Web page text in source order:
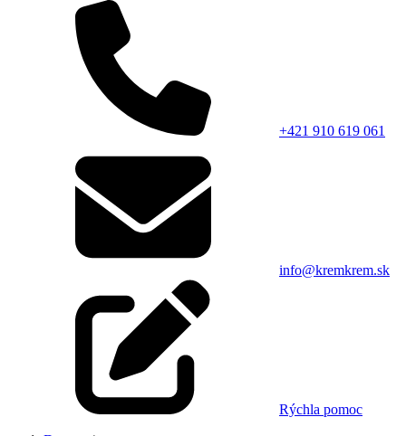
+421 910 619 061
info@kremkrem.sk
Rýchla pomoc